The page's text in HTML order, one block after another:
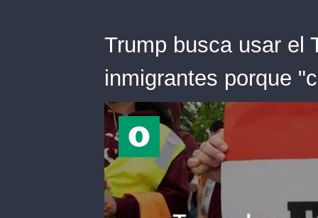
Trump busca usar el
inmigrantes porque